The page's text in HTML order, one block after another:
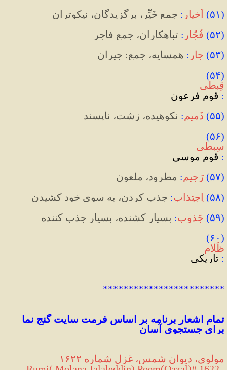
(۵۱)‌ اَخیار : جمع خَیِّر، برگزیدگان، نیکوتران
(۵۲) فُجّار : تباهکاران، جمع فاجِر
(۵۳) جار : همسایه، جمع: جِیران
(۵۴)
قِبطی
: قوم فرعون
(۵۵) ذَمیم: نکوهیده، زشت، ناپسند
(۵۶)
سِبطی
: قوم موسی
(۵۷) رَجیم: مطرود، ملعون
(۵۸) اِجتِذاب: جذب کردن، به سوی خود کشیدن
(۵۹) جَذوب: بسیار کشنده، بسیار جذب کننده
(۶۰)
ظَلام
: تاریکی
************************
برای جستجوی آسان
مولوی، دیوان شمس، غزل شماره ۱۶۲۲